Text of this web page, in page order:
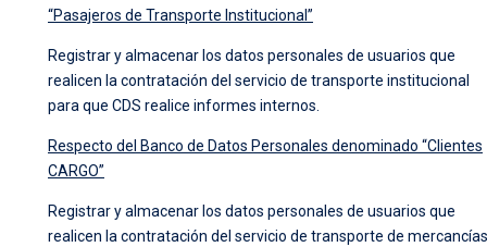
“Pasajeros de Transporte Institucional”
Registrar y almacenar los datos personales de usuarios que
realicen la contratación del servicio de transporte institucional
para que CDS realice informes internos.
Respecto del Banco de Datos Personales denominado “Clientes
CARGO”
Registrar y almacenar los datos personales de usuarios que
realicen la contratación del servicio de transporte de mercancías